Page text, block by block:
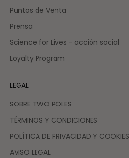
Puntos de Venta
Prensa
Science for Lives - acción social
Loyalty Program
LEGAL
SOBRE TWO POLES
TÉRMINOS Y CONDICIONES
POLÍTICA DE PRIVACIDAD Y COOKIES
AVISO LEGAL